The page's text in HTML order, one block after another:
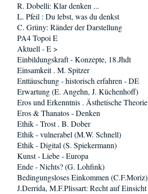
R. Dobelli: Klar denken ...
L. Pfeil : Du lebst, was du denkst
C. Grüny: Ränder der Darstellung
PA4 Topoi E
Aktuell - E >
Einbildungskraft - Konzepte, 18.Jhdt
Einsamkeit . M. Spitzer
Enttäuschung - historisch erfahren - DE
Erwartung (E. Angehn, J. Küchenhoff)
Eros und Erkenntnis . Ästhetische Theorie
Eros & Thanatos - Denken
Ethik - Trost . B. Dober
Ethik - vulnerabel (M.W. Schnell)
Ethik - Digital (S. Spiekermann)
Kunst - Liebe - Europa
Ende - Nichts? (G. Lohfink)
Bedingungsloses Einkommen (C.F.Moriz)
J.Derrida, M.F.Plissart: Recht auf Einsicht